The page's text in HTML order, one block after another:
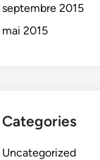
septembre 2015
mai 2015
Categories
Uncategorized